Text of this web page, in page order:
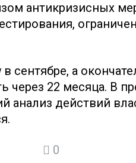
антикризисных
сентябре, а
через 22 месяца. В
анализ действий
0